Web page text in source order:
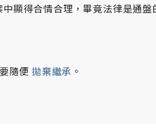
顯得合情合理，畢竟法律是通盤
隨便 拋棄繼承 。